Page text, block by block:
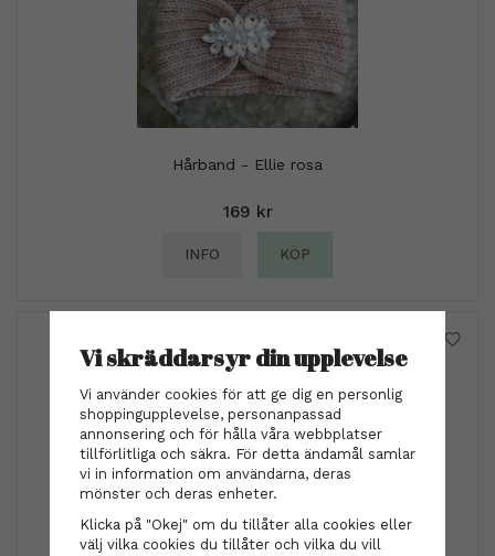
Hårband - Ellie rosa
169 kr
INFO KÖP
Vi skräddarsyr din upplevelse
Vi använder cookies för att ge dig en personlig
shoppingupplevelse, personanpassad
annonsering och för hålla våra webbplatser
tillförlitliga och säkra. För detta ändamål samlar
vi in information om användarna, deras
mönster och deras enheter.
Klicka på "Okej" om du tillåter alla cookies eller
välj vilka cookies du tillåter och vilka du vill